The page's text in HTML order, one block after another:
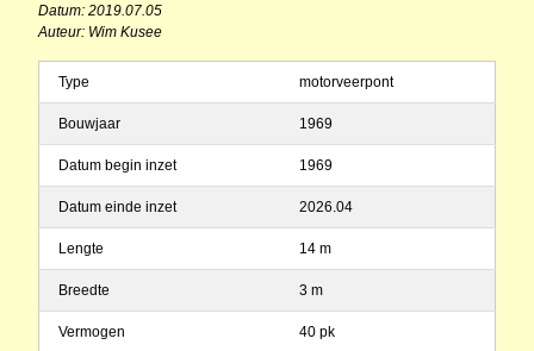
Datum: 2019.07.05
Auteur: Wim Kusee
Type motorveerpont
Bouwjaar 1969
Datum begin inzet 1969
Datum einde inzet 2026.04
Lengte 14 m
Breedte 3 m
Vermogen 40 pk